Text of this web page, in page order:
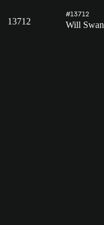
13712
#13712
Will Swan